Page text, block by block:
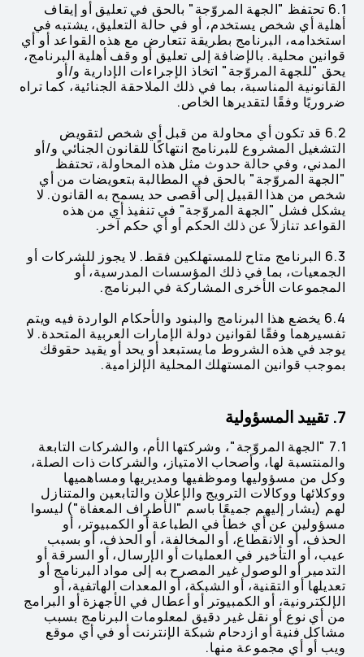
6.1 تحتفظ "الجهة المروّجة" بالحق في تعليق أو إيقاف
أهلية أي شخص يستخدم، أو في حالة التعليق، يشتبه في
استخدامه، البرنامج بطريقة تتعارض مع هذه القواعد أو أي
قوانين محلية. بالإضافة إلى تعليق أو وقف أهلية البرنامج،
يحق "للجهة المروّجة" اتخاذ الإجراءات الإدارية و/أو
القانونية المناسبة، بما في ذلك الملاحقة الجنائية، كما تراه
ضروريًا وفقًا لتقديرها الخاص.
6.2 قد تكون أي محاولة من قبل أي شخص لتقويض
التشغيل المشروع للبرنامج انتهاكًا للقانون الجنائي و/أو
المدني، وفي حالة حدوث مثل هذه المحاولة، تحتفظ
"الجهة المروّجة" بالحق في المطالبة بتعويضات من أي
شخص من هذا القبيل إلى أقصى حد يسمح به القانون. لا
يشكل فشل "الجهة المروّجة" في تنفيذ أي من هذه
القواعد تنازلاً عن ذلك الحكم أو أي حكم آخر.
6.3 البرنامج متاح للمستهلكين فقط. لا يجوز للشركات أو
الجمعيات، بما في ذلك المؤسسات المدرسية، أو
المجموعات الأخرى المشاركة في البرنامج.
6.4 يخضع هذا البرنامج والبنود والأحكام الواردة فيه ويتم
تفسيرهما وفقًا لقوانين دولة الإمارات العربية المتحدة. لا
يوجد في هذه الشروط ما يستبعد أو يحد أو يقيد حقوقك
بموجب قوانين المستهلك المحلية الإلزامية.
7. تقييد المسؤولية
7.1 "الجهة المروّجة"، وشركتها الأم، والشركات التابعة
والمنتسبة لها، وأصحاب الامتياز، والشركات ذات الصلة،
وكل من مسؤوليها وموظفيها ومديريها ومساهميها
ووكلائها ووكالات الترويج والإعلان والتابعين والمتنازل
لهم (يشار إليهم جميعًا باسم "الأطراف المعفاة") ليسوا
مسؤولين عن أي خطأ في الطباعة أو الكمبيوتر، أو
الحذف، أو الانقطاع، أو المخالفة، أو الحذف، أو بسبب
عيب، أو التأخير في العمليات أو الإرسال، أو السرقة أو
التدمير أو الوصول غير المصرح به إلى مواد البرنامج أو
تعديلها أو التقنية، أو الشبكة، أو المعدات الهاتفية، أو
الإلكترونية، أو الكمبيوتر أو أعطال في الأجهزة أو البرامج
من أي نوع أو نقل غير دقيق لمعلومات البرنامج بسبب
مشاكل فنية أو ازدحام شبكة الإنترنت أو في أي موقع
ويب أو أي مجموعة منها.